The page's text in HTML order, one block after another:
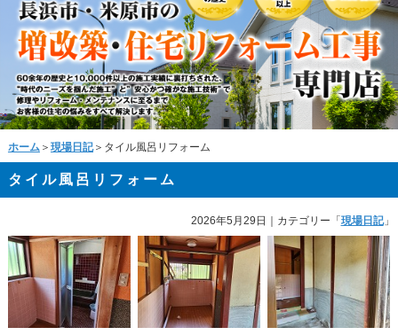
ホーム ＞ 現場日記＞タイル風呂リフォーム
タイル風呂リフォーム
2026年5月29日 ｜カテゴリー「 現場日記」